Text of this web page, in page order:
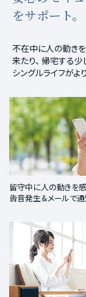
をサポート。
不在中に人の動き
来たり、 帰宅する少
シングルライフがよ
留守中に人の動きを
告音発生＆メールで